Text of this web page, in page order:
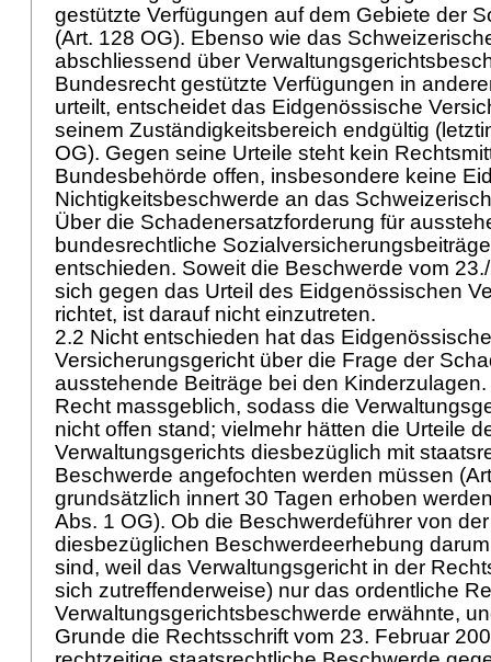
gestützte Verfügungen auf dem Gebiete der
(Art. 128 OG). Ebenso wie das
abschliessend über
Bundesrecht gestützte Verfügungen in
urteilt, entscheidet das Eidgenössische
seinem Zuständigkeitsbereich endgültig
OG). Gegen seine Urteile steht kein
Bundesbehörde offen, insbesondere keine
Nichtigkeitsbeschwerde an das
Über die Schadenersatzforderung für
bundesrechtliche
entschieden. Soweit die Beschwerde vom
sich gegen das Urteil des Eidgenössischen
richtet, ist darauf nicht einzutreten.
2.2 Nicht entschieden hat das Eidgenössische
Versicherungsgericht über die Frage der
ausstehende Beiträge bei den
Recht massgeblich, sodass die
nicht offen stand; vielmehr hätten die Urteile
Verwaltungsgerichts diesbezüglich mit
Beschwerde angefochten werden müssen (
grundsätzlich innert 30 Tagen erhoben
Abs. 1 OG). Ob die Beschwerdeführer von
diesbezüglichen Beschwerdeerhebung
sind, weil das Verwaltungsgericht in der
sich zutreffenderweise) nur das ordentliche
Verwaltungsgerichtsbeschwerde erwähnte,
Grunde die Rechtsschrift vom 23. Februar